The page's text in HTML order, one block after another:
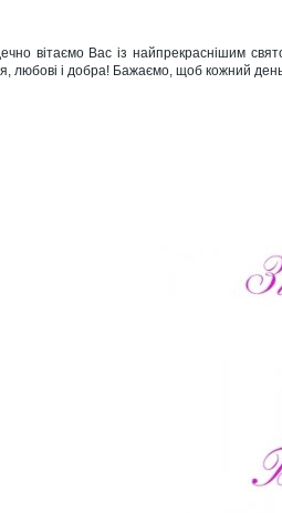
вітаємо Вас із найпрекраснішим
любові і добра! Бажаємо, щоб кожний